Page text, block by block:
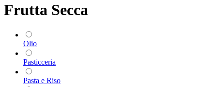
Frutta Secca
Olio
Pasticceria
Pasta e Riso